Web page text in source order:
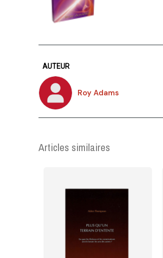
AUTEUR
Roy Adams
Articles similaires